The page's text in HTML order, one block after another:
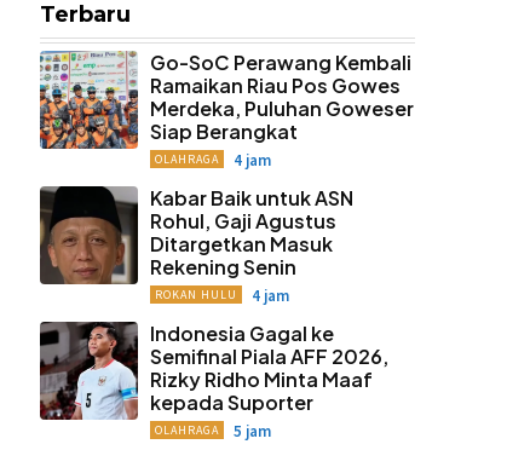
Terbaru
Go-SoC Perawang Kembali
Ramaikan Riau Pos Gowes
Merdeka, Puluhan Goweser
Siap Berangkat
OLAHRAGA 4 jam
Kabar Baik untuk ASN
Rohul, Gaji Agustus
Ditargetkan Masuk
Rekening Senin
ROKAN HULU 4 jam
Indonesia Gagal ke
Semifinal Piala AFF 2026,
Rizky Ridho Minta Maaf
kepada Suporter
OLAHRAGA 5 jam